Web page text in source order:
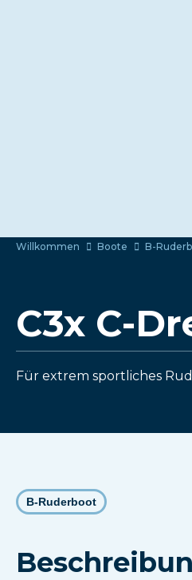
Willkommen Boote B-
C3x C-
Für extrem sportliches
B-Ruderboot